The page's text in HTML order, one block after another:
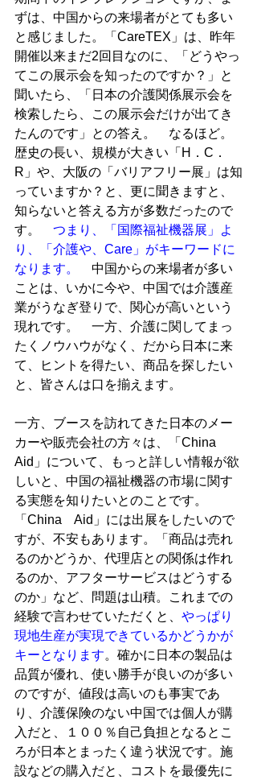
ずは、中国からの来場者がとても多い
と感じました。「CareTEX」は、昨年
開催以来まだ2回目なのに、「どうやっ
てこの展示会を知ったのですか？」と
聞いたら、「日本の介護関係展示会を
検索したら、この展示会だけが出てき
たんのです」との答え。　なるほど。
歴史の長い、規模が大きい「H．C．
R」や、大阪の「バリアフリー展」は知
っていますか？と、更に聞きますと、
知らないと答える方が多数だったので
す。 つまり、「国際福祉機器展」よ
り、「介護や、Care」がキーワードに
なります。
中国からの来場者が多い
ことは、いかに今や、中国では介護産
業がうなぎ登りで、関心が高いという
現れです。　一方、介護に関してまっ
たくノウハウがなく、だから日本に来
て、ヒントを得たい、商品を探したい
と、皆さんは口を揃えます。
一方、ブースを訪れてきた日本のメー
カーや販売会社の方々は、「China
Aid」について、もっと詳しい情報が欲
しいと、中国の福祉機器の市場に関す
る実態を知りたいとのことです。
「China　Aid」には出展をしたいので
すが、不安もあります。「商品は売れ
るのかどうか、代理店との関係は作れ
るのか、アフターサービスはどうする
のか」など、問題は山積。これまでの
経験で言わせていただくと、 やっぱり
現地生産が実現できているかどうかが
キーとなります。確かに日本の製品は
品質が優れ、使い勝手が良いのが多い
のですが、値段は高いのも事実であ
り、介護保険のない中国では個人が購
入だと、１００％自己負担となるとこ
ろが日本とまったく違う状況です。施
設などの購入だと、コストを最優先に